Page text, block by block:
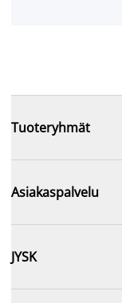
Tuoteryhmät
Asiakaspalvelu
JYSK